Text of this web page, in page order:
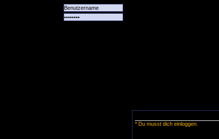
* Du musst dich einloggen.